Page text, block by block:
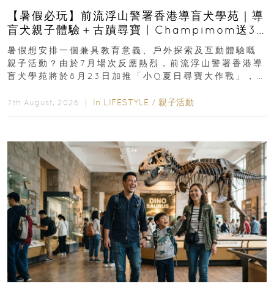
【暑假必玩】前流浮山警署香港導盲犬學苑｜導
盲犬親子體驗＋古蹟尋寶 | Champimom送3
組免費名額
暑假想安排一個兼具教育意義、戶外探索及互動體驗嘅
親子活動？由於7月場次反應熱烈，前流浮山警署香港導
盲犬學苑將於8月23日加推「小Q夏日尋寶大作戰」，家
7th August, 2026 ｜ In LIFESTYLE / 親子活動